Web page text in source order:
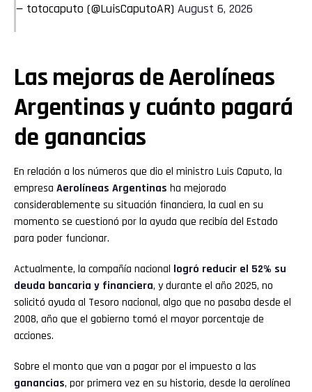
— totocaputo (@LuisCaputoAR) August 6, 2026
Las mejoras de Aerolíneas
Argentinas y cuánto pagará
de ganancias
En relación a los números que dio el ministro Luis Caputo, la
empresa Aerolíneas Argentinas ha mejorado
considerablemente su situación financiera, la cual en su
momento se cuestionó por la ayuda que recibía del Estado
para poder funcionar.
Actualmente, la compañía nacional logró reducir el 52% su
deuda bancaria y financiera, y durante el año 2025, no
solicitó ayuda al Tesoro nacional, algo que no pasaba desde el
2008, año que el gobierno tomó el mayor porcentaje de
acciones.
Sobre el monto que van a pagar por el impuesto a las
ganancias, por primera vez en su historia, desde la aerolínea